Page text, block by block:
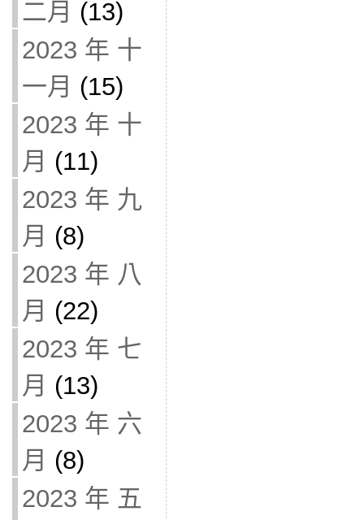
二月 (13)
2023 年 十
一月 (15)
2023 年 十
月 (11)
2023 年 九
月 (8)
2023 年 八
月 (22)
2023 年 七
月 (13)
2023 年 六
月 (8)
2023 年 五